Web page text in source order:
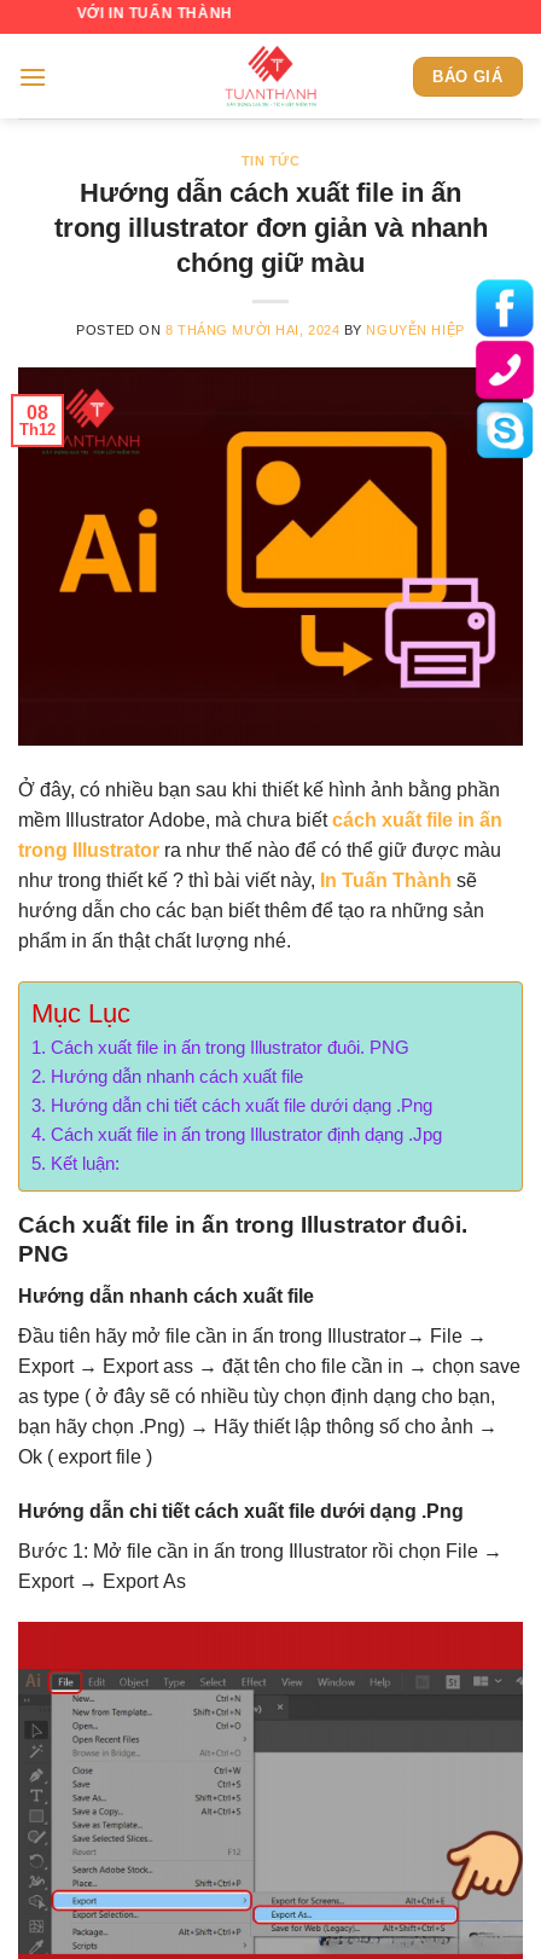
content
IN TUẤN THÀNH
BÁO GIÁ
TIN TỨC
Hướng dẫn cách xuất file in ấn
trong illustrator đơn giản và nhanh
chóng giữ màu
POSTED ON 8 THÁNG MƯỜI HAI, 2024 BY NGUYỄN HIỆP
08
Th12
Ở đây, có nhiều bạn sau khi thiết kế hình ảnh bằng phần
mềm Illustrator Adobe, mà chưa biếtcách xuất file in ấn
trong Illustrator ra như thế nào để có thể giữ được màu
như trong thiết kế ? thì bài viết này, In Tuấn Thành sẽ
hướng dẫn cho các bạn biết thêm để tạo ra những sản
phẩm in ấn thật chất lượng nhé.
Mục Lục
Cách xuất file in ấn trong Illustrator đuôi. PNG
Hướng dẫn nhanh cách xuất file
Hướng dẫn chi tiết cách xuất file dưới dạng .Png
Cách xuất file in ấn trong Illustrator định dạng .Jpg
Kết luận:
Cách xuất file in ấn trong Illustrator đuôi.
PNG
Hướng dẫn nhanh cách xuất file
Đầu tiên hãy mở file cần in ấn trong Illustrator→ File →
Export → Export ass → đặt tên cho file cần in → chọn save
as type ( ở đây sẽ có nhiều tùy chọn định dạng cho bạn,
bạn hãy chọn .Png) → Hãy thiết lập thông số cho ảnh →
Ok ( export file )
Hướng dẫn chi tiết cách xuất file dưới dạng .Png
Bước 1: Mở file cần in ấn trong Illustrator rồi chọn File →
Export → Export As